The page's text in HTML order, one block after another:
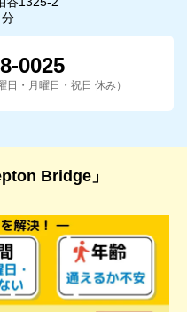
0025
・月曜日・祝日 休み）
Bridge」